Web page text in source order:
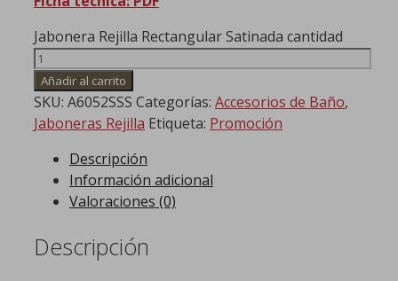
Jabonera Rejilla Rectangular Satinada cantidad
Añadir al carrito
SKU: A6052SSS Categorías: Accesorios de Baño,
Jaboneras Rejilla Etiqueta: Promoción
Descripción
Información adicional
Valoraciones (0)
Descripción